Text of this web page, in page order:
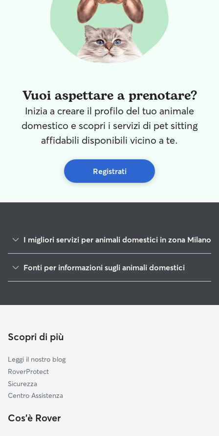
Vuoi aspettare a prenotare?
Inizia a creare il profilo del tuo animale
domestico e scopri i servizi di pet sitting
affidabili disponibili vicino a te.
Registrati
I migliori servizi per animali domestici in zona Milano
Dog sitter e cat sitter a Milano
Asilo Per Cani a Milano
Cat Sitter a Milano
Fonti per informazioni sugli animali domestici
Scopri di più
Leggi il nostro blog
RoverProtect
Sicurezza
Centro Assistenza
Cos'è Rover